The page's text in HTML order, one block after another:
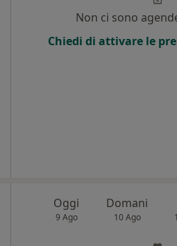
Non ci sono
Chiedi di attivare le
Oggi
9 Ago
Domani
10 Ago